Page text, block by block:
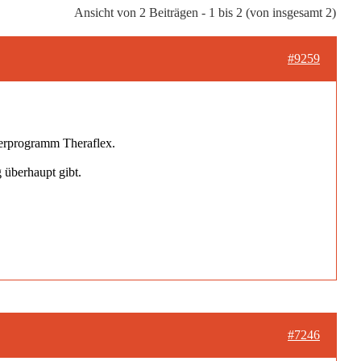
Ansicht von 2 Beiträgen - 1 bis 2 (von insgesamt 2)
#9259
Theraflex.
überhaupt gibt.
#7246